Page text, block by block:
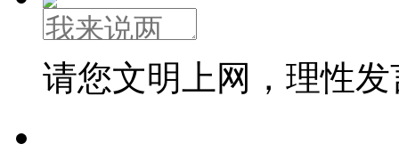
请您文明上网，理性